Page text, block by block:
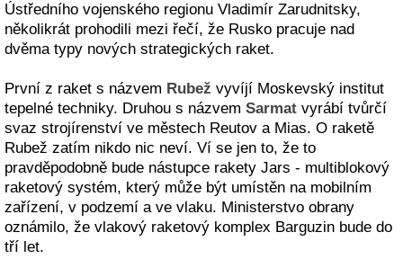
Ústředního vojenského regionu Vladimír Zarudnitsky,
několikrát prohodili mezi řečí, že Rusko pracuje nad
dvěma typy nových strategických raket.
První z raket s názvem Rubež vyvíjí Moskevský institut
tepelné techniky. Druhou s názvem Sarmat vyrábí tvůrčí
svaz strojírenství ve městech Reutov a Mias. O raketě
Rubež zatím nikdo nic neví. Ví se jen to, že to
pravděpodobně bude nástupce rakety Jars - multiblokový
raketový systém, který může být umístěn na mobilním
zařízení, v podzemí a ve vlaku. Ministerstvo obrany
oznámilo, že vlakový raketový komplex Barguzin bude do
tří let.